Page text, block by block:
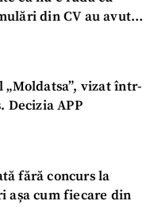
din CV au avut
„Moldatsa”, vizat într-
Decizia APP
fără concurs la
așa cum fiecare din